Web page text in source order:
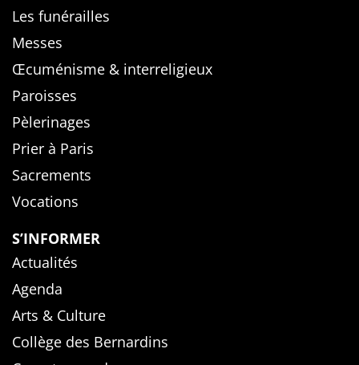
Les funérailles
Messes
Œcuménisme & interreligieux
Paroisses
Pèlerinages
Prier à Paris
Sacrements
Vocations
S’INFORMER
Actualités
Agenda
Arts & Culture
Collège des Bernardins